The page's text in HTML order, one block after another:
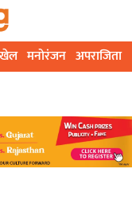
खेल मनोरंजन अपराजिता